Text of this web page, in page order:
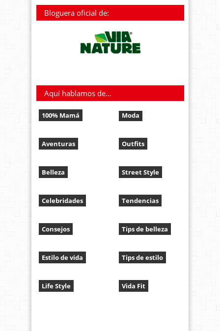
Bloguera oficial de:
Aquí hablamos de…
100% Mamá
Aventuras
Belleza
Celebridades
Consejos
Estilo de vida
Life Style
Moda
Outfits
Street Style
Tendencias
Tips de belleza
Tips de estilo
Vida Fit